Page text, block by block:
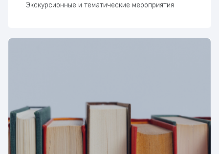
Экскурсионные и тематические мероприятия